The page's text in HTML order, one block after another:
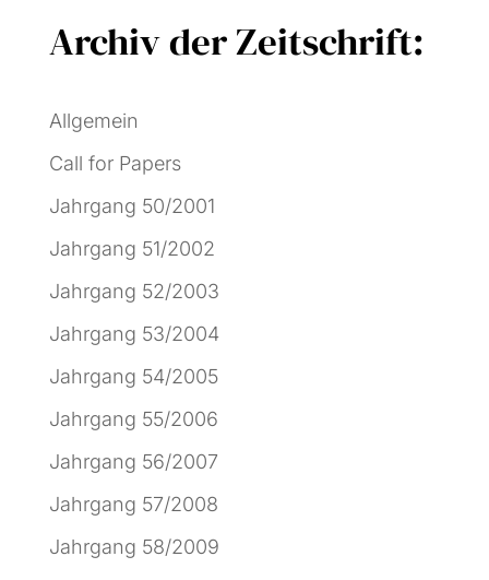
Archiv der Zeitschrift:
Allgemein
Call for Papers
Jahrgang 50/2001
Jahrgang 51/2002
Jahrgang 52/2003
Jahrgang 53/2004
Jahrgang 54/2005
Jahrgang 55/2006
Jahrgang 56/2007
Jahrgang 57/2008
Jahrgang 58/2009